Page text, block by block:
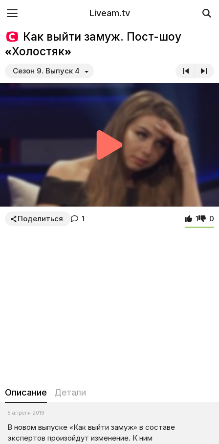
Liveam.tv
Как выйти замуж. Пост-шоу
«Холостяк»
Сезон 9. Выпуск 4
Поделиться 1 1 0
Описание Детали
5 апреля 2019
В новом выпуске «Как выйти замуж» в составе
экспертов произойдут изменение. К ним